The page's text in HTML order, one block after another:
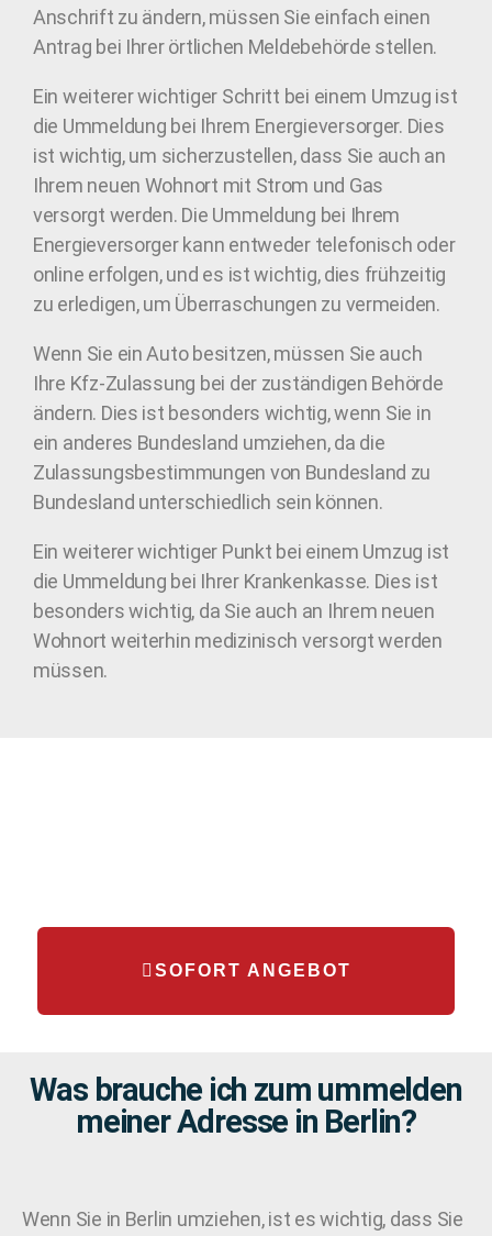
Anschrift zu ändern, müssen Sie einfach einen
Antrag bei Ihrer örtlichen Meldebehörde stellen.
Ein weiterer wichtiger Schritt bei einem Umzug ist
die Ummeldung bei Ihrem Energieversorger. Dies
ist wichtig, um sicherzustellen, dass Sie auch an
Ihrem neuen Wohnort mit Strom und Gas
versorgt werden. Die Ummeldung bei Ihrem
Energieversorger kann entweder telefonisch oder
online erfolgen, und es ist wichtig, dies frühzeitig
zu erledigen, um Überraschungen zu vermeiden.
Wenn Sie ein Auto besitzen, müssen Sie auch
Ihre Kfz-Zulassung bei der zuständigen Behörde
ändern. Dies ist besonders wichtig, wenn Sie in
ein anderes Bundesland umziehen, da die
Zulassungsbestimmungen von Bundesland zu
Bundesland unterschiedlich sein können.
Ein weiterer wichtiger Punkt bei einem Umzug ist
die Ummeldung bei Ihrer Krankenkasse. Dies ist
besonders wichtig, da Sie auch an Ihrem neuen
Wohnort weiterhin medizinisch versorgt werden
müssen.
SOFORT ANGEBOT
Was brauche ich zum ummelden
meiner Adresse in Berlin?
Wenn Sie in Berlin umziehen, ist es wichtig, dass Sie